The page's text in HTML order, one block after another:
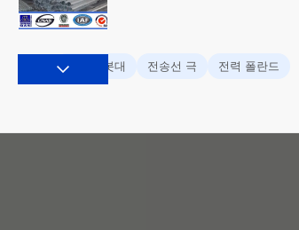
강철 전봇대 전송선 극 전력 폴란드